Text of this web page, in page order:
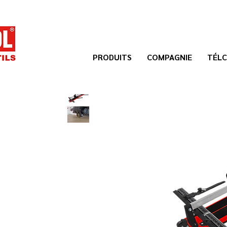
PRODUITS COMPAGNIE